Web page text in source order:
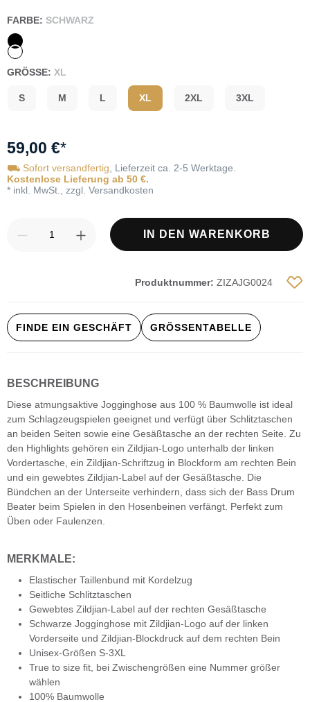
FARBE: SCHWARZ
GRÖSSE: XL
S M L XL 2XL 3XL
59,00 €*
⛟ Sofort versandfertig , Lieferzeit ca. 2-5 Werktage.
Kostenlose Lieferung ab 50 €.
* inkl. MwSt., zzgl. Versandkosten
Produkt Anzahl: Gib den gewünschten
IN DEN WARENKORB
Produktnummer: ZIZAJG0024
FINDE EIN GESCHÄFT GRÖSSENTABELLE
BESCHREIBUNG
Diese atmungsaktive Jogginghose aus 100 % Baumwolle ist ideal
zum Schlagzeugspielen geeignet und verfügt über Schlitztaschen
an beiden Seiten sowie eine Gesäßtasche an der rechten Seite. Zu
den Highlights gehören ein Zildjian-Logo unterhalb der linken
Vordertasche, ein Zildjian-Schriftzug in Blockform am rechten Bein
und ein gewebtes Zildjian-Label auf der Gesäßtasche. Die
Bündchen an der Unterseite verhindern, dass sich der Bass Drum
Beater beim Spielen in den Hosenbeinen verfängt. Perfekt zum
Üben oder Faulenzen.
MERKMALE:
Elastischer Taillenbund mit Kordelzug
Seitliche Schlitztaschen
Gewebtes Zildjian-Label auf der rechten Gesäßtasche
Schwarze Jogginghose mit Zildjian-Logo auf der linken
Vorderseite und Zildjian-Blockdruck auf dem rechten Bein
Unisex-Größen S-3XL
True to size fit, bei Zwischengrößen eine Nummer größer
wählen
100% Baumwolle